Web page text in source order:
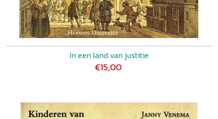
In een land van justitie
€15,00